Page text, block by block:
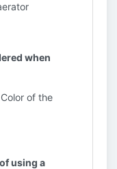
when
of the
using a